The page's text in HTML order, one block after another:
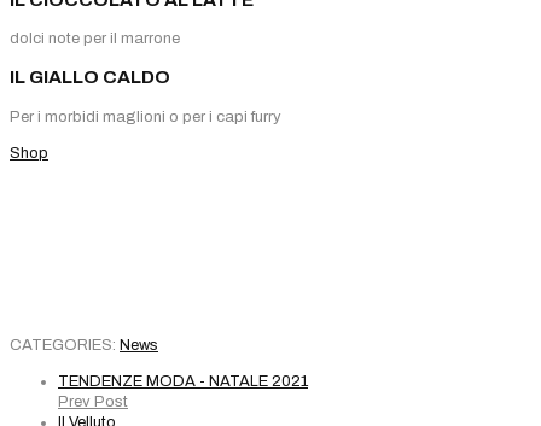
dolci note per il marrone
IL GIALLO CALDO
Per i morbidi maglioni o per i capi furry
Shop
CATEGORIES: News
TENDENZE MODA - NATALE 2021
Prev Post
Il Velluto